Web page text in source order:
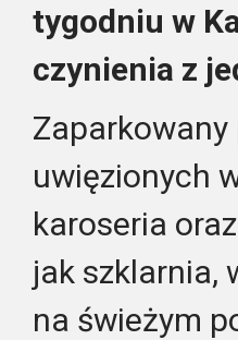
tygodniu w
czynienia z
Zaparkowany
uwięzionych
karoseria
jak szklarnia,
na świeżym